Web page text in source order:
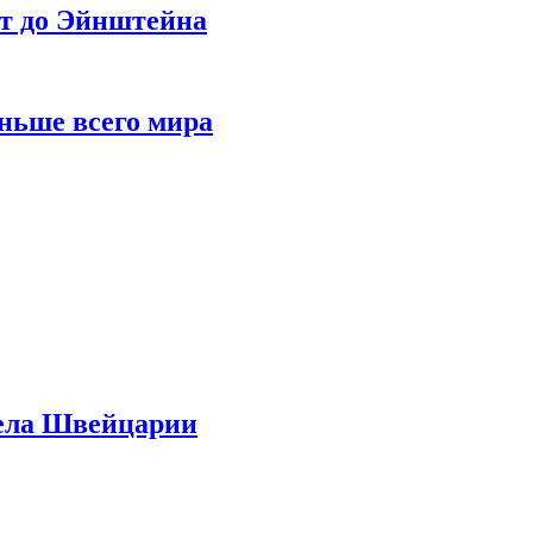
до Эйнштейна
всего мира
Швейцарии